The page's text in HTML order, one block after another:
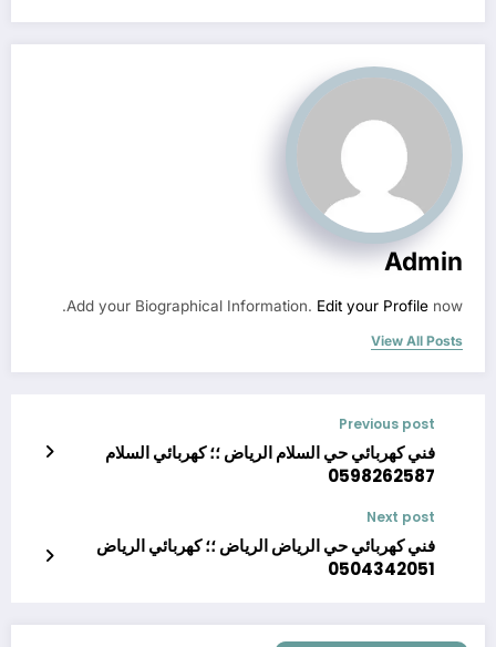
Admin
Add your Biographical Information. Edit your Profile now.
View All Posts
Previous post
فني كهربائي حي السلام الرياض ؛؛ كهربائي السلام
0598262587
Next post
فني كهربائي حي الرياض الرياض ؛؛ كهربائي الرياض
0504342051